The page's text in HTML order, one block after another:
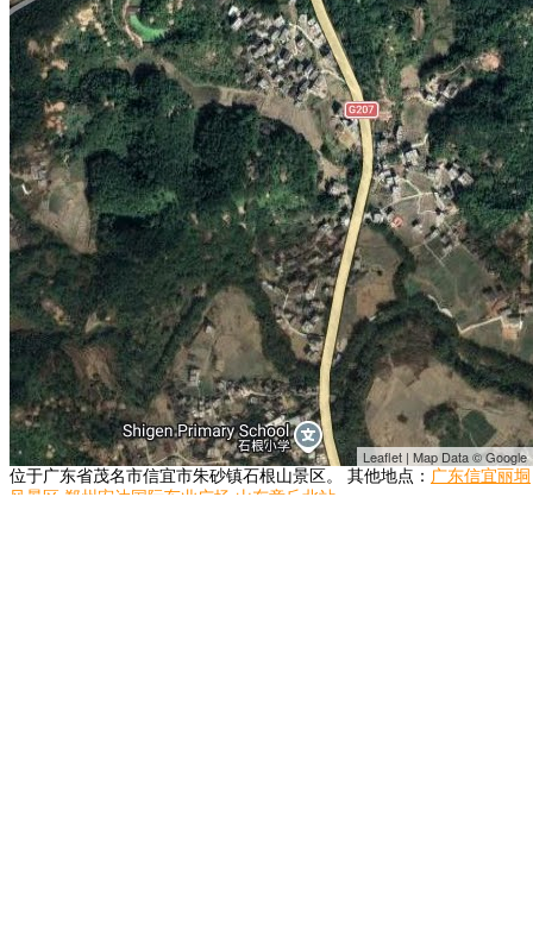
Leaflet | Map Data © Google
位于广东省茂名市信宜市朱砂镇石根山景区。 其他地点： 广东信宜丽垌
风景区 郑州宏达国际车业广场 山东章丘北站